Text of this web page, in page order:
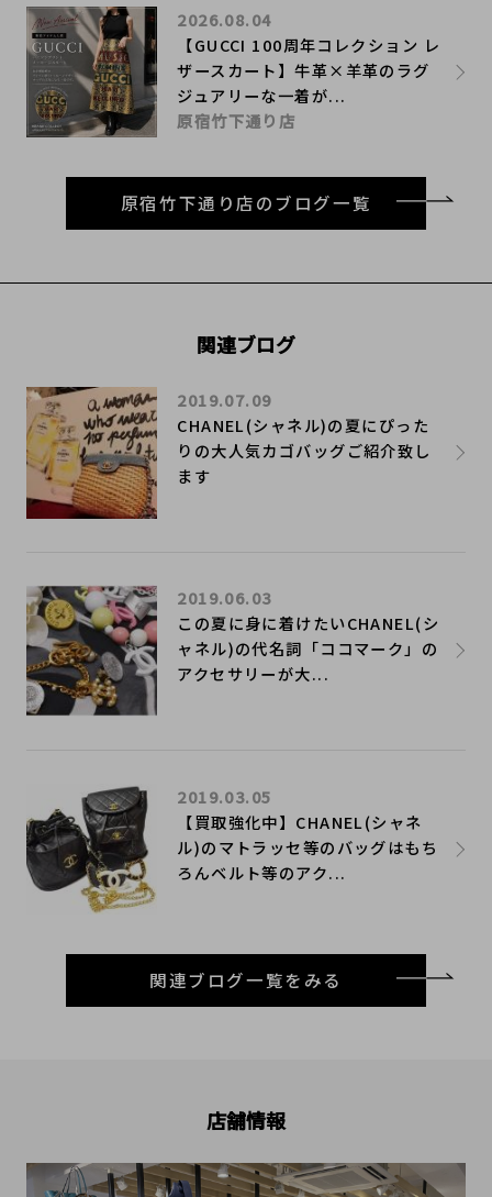
【GUCCI 100周年コレクション レ
ザースカート】牛革×羊革のラグ
ジュアリーな一着が...
2026.08.04
原宿竹下通り店
原宿竹下通り店のブログ一覧
関連ブログ
CHANEL(シャネル)の夏にぴった
りの大人気カゴバッグご紹介致し
ます
2019.07.09
この夏に身に着けたいCHANEL(シ
ャネル)の代名詞「ココマーク」の
アクセサリーが大...
2019.06.03
【買取強化中】CHANEL(シャネ
ル)のマトラッセ等のバッグはもち
ろんベルト等のアク...
2019.03.05
関連ブログ一覧をみる
店舗情報